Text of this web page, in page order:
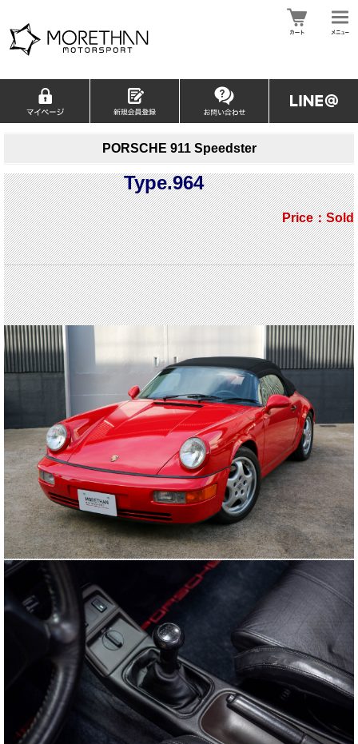
PORSCHE 911 Speedster
Type.964
Price：Sold